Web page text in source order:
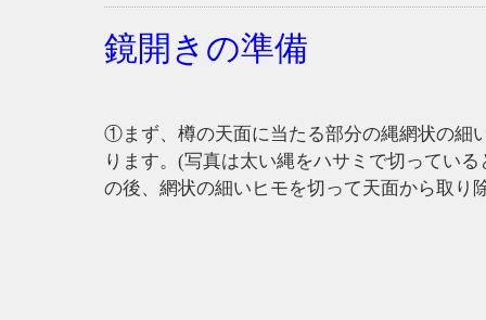
鏡開きの準備
①まず、樽の天面に当たる部分の縄網状の細
ります。(写真は太い縄をハサミで切ってい
の後、網状の細いヒモを切って天面から取り